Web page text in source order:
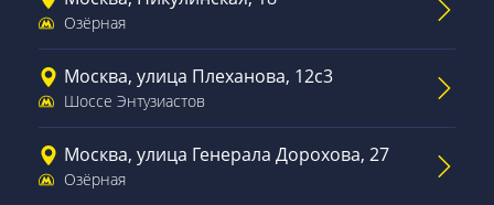
Озёрная
Москва, улица Плеханова, 12с3
Шоссе Энтузиастов
Москва, улица Генерала Дорохова, 27
Озёрная